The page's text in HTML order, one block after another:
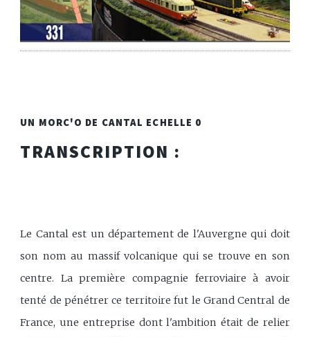
UN MORC'O DE CANTAL ECHELLE 0
TRANSCRIPTION :
Le Cantal est un département de l'Auvergne qui doit
son nom au massif volcanique qui se trouve en son
centre. La première compagnie ferroviaire à avoir
tenté de pénétrer ce territoire fut le Grand Central de
France, une entreprise dont l'ambition était de relier